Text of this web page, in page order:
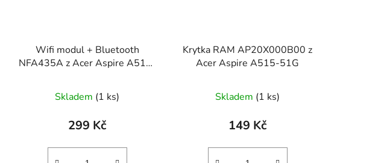
Wifi modul + Bluetooth
NFA435A z Acer Aspire A515-
Skladem (1 ks)
299 Kč
Krytka RAM AP20X000B00 z
Acer Aspire A515-51G
Skladem (1 ks)
149 Kč